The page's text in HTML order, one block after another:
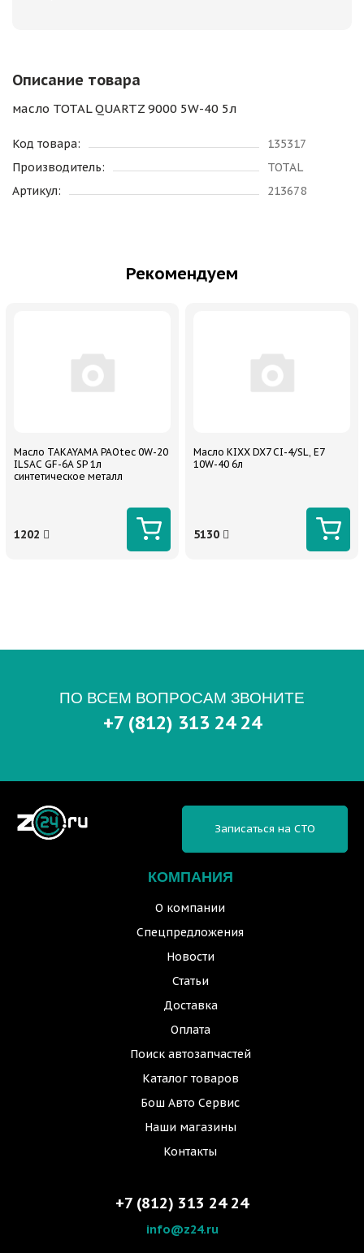
Описание товара
масло TOTAL QUARTZ 9000 5W-40 5л
Код товара:
135317
Производитель:
TOTAL
Артикул:
213678
Рекомендуем
Масло TAKAYAMA PAOtec 0W-20
ILSAC GF-6A SP 1л
синтетическое металл
1202
Масло KIXX DX7 CI-4/SL, E7
10W-40 6л
5130
ПО ВСЕМ ВОПРОСАМ ЗВОНИТЕ
+7 (812) 313 24 24
КОМПАНИЯ
О компании
Спецпредложения
Новости
Статьи
Доставка
Оплата
Поиск автозапчастей
Каталог товаров
Бош Авто Сервис
Наши магазины
Контакты
Записаться на СТО
+7 (812) 313 24 24
info@z24.ru